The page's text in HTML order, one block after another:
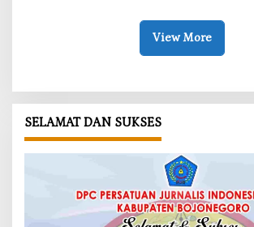
View More
SELAMAT DAN SUKSES